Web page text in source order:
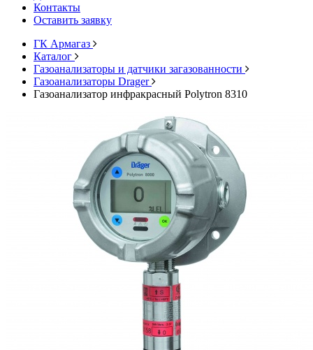
Контакты
Оставить заявку
ГК Армагаз
Каталог
Газоанализаторы и датчики загазованности
Газоанализаторы Drager
Газоанализатор инфракрасный Polytron 8310